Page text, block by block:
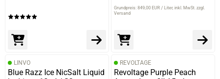
Grundpreis: 849,00 EUR / Liter inkl. MwSt. zzgl.
Versand
LINVO
Blue Razz Ice NicSalt Liquid
REVOLTAGE
Revoltage Purple Peach